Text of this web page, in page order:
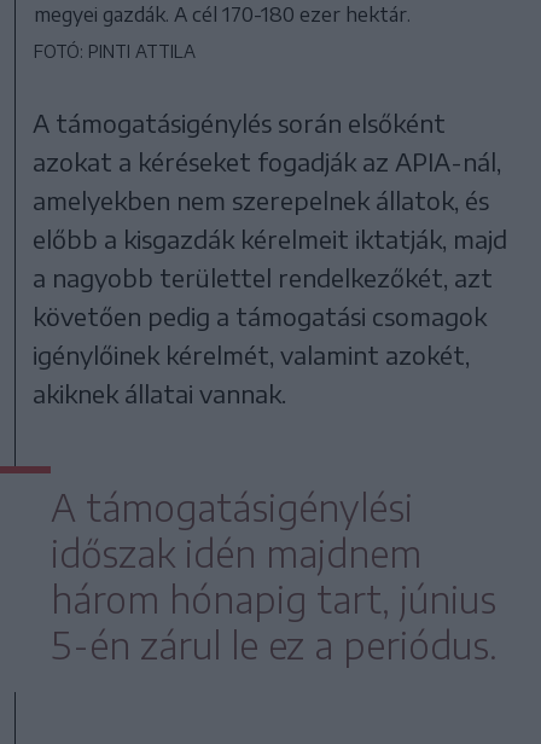
megyei gazdák. A cél 170-180 ezer hektár.
FOTÓ: PINTI ATTILA
A támogatásigénylés során elsőként
azokat a kéréseket fogadják az APIA-nál,
amelyekben nem szerepelnek állatok, és
előbb a kisgazdák kérelmeit iktatják, majd
a nagyobb területtel rendelkezőkét, azt
követően pedig a támogatási csomagok
igénylőinek kérelmét, valamint azokét,
akiknek állatai vannak.
A támogatásigénylési
időszak idén majdnem
három hónapig tart, június
5-én zárul le ez a periódus.